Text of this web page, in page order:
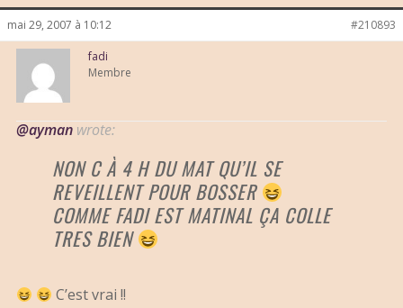
mai 29, 2007 à 10:12 #210893
fadi
Membre
@ayman wrote:
NON C À 4 H DU MAT QU’IL SE
REVEILLENT POUR BOSSER
COMME FADI EST MATINAL ÇA COLLE
TRES BIEN
C’est vrai !!